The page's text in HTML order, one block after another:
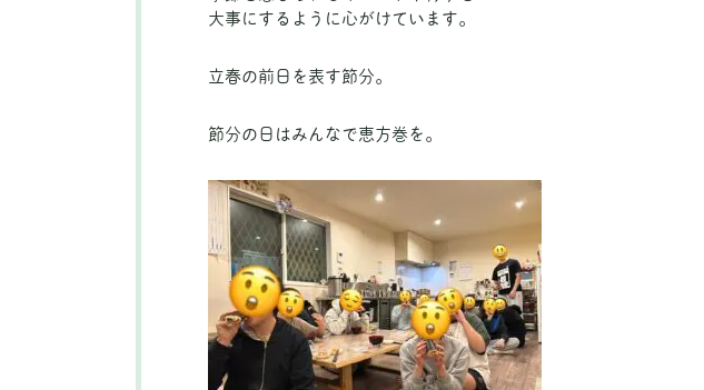
大事にするように心がけています。
立春の前日を表す節分。
節分の日はみんなで恵方巻を。